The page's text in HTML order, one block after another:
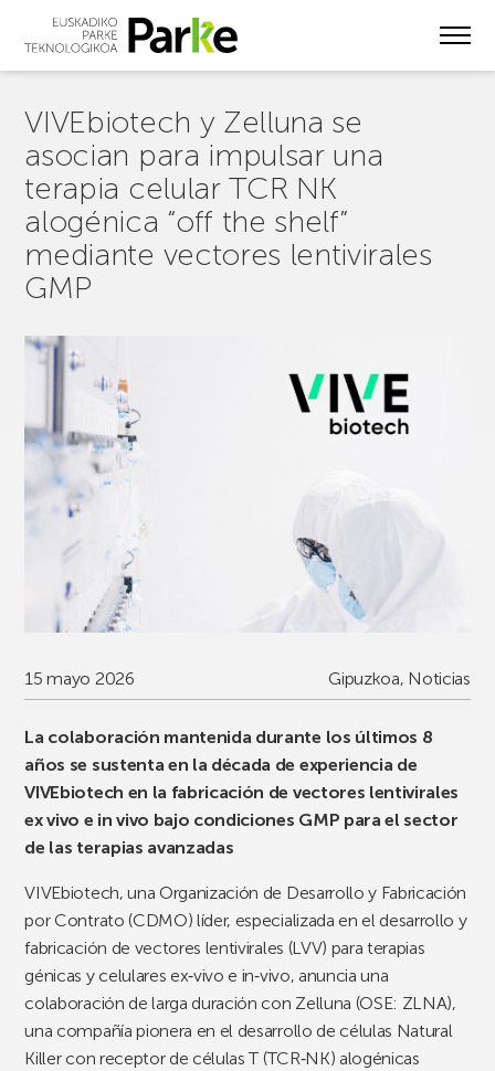
VIVEbiotech y Zelluna se
asocian para impulsar una
terapia celular TCR NK
alogénica “off the shelf”
mediante vectores lentivirales
GMP
15 mayo 2026 Gipuzkoa, Noticias
La colaboración mantenida durante los últimos 8
años se sustenta en la década de experiencia de
VIVEbiotech en la fabricación de vectores lentivirales
ex vivo e in vivo bajo condiciones GMP para el sector
de las terapias avanzadas
VIVEbiotech, una Organización de Desarrollo y Fabricación
por Contrato (CDMO) líder, especializada en el desarrollo y
fabricación de vectores lentivirales (LVV) para terapias
génicas y celulares ex‑vivo e in‑vivo, anuncia una
colaboración de larga duración con Zelluna (OSE: ZLNA),
una compañía pionera en el desarrollo de células Natural
Killer con receptor de células T (TCR‑NK) alogénicas